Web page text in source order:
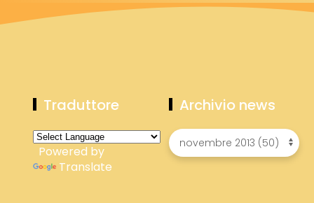
Traduttore
Powered by
Translate
Archivio news